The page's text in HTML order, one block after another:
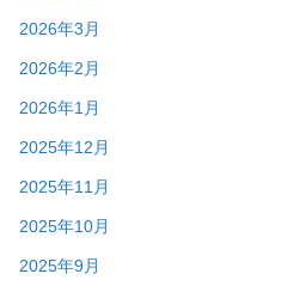
2026年3月
2026年2月
2026年1月
2025年12月
2025年11月
2025年10月
2025年9月